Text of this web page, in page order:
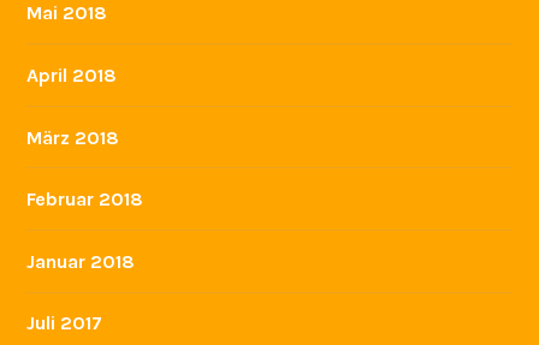
Mai 2018
April 2018
März 2018
Februar 2018
Januar 2018
Juli 2017